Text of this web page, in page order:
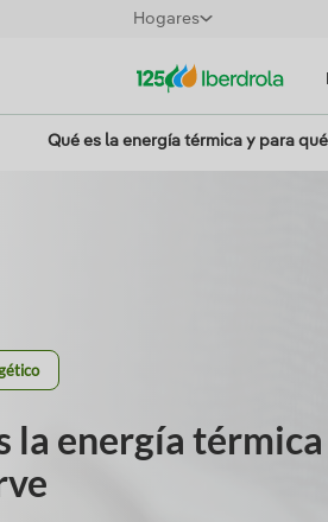
Hogares
Qué es la energía térmica y para
la energía